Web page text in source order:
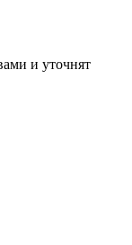
и уточнят